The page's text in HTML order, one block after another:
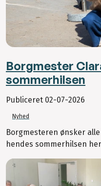
Borgmester
sommerhilsen
Publiceret 02-07-2026
Nyhed
Borgmesteren ønsker
hendes sommerhilsen her